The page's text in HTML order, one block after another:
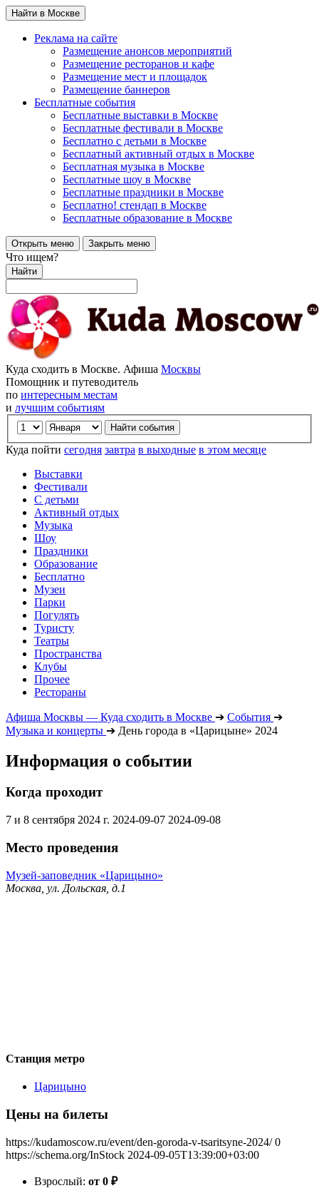
Найти в Москве
Реклама на сайте
Размещение анонсов мероприятий
Размещение ресторанов и кафе
Размещение мест и площадок
Размещение баннеров
Бесплатные события
Бесплатные выставки в Москве
Бесплатные фестивали в Москве
Бесплатно с детьми в Москве
Бесплатный активный отдых в Москве
Бесплатная музыка в Москве
Бесплатные шоу в Москве
Бесплатные праздники в Москве
Бесплатно! стендап в Москве
Бесплатные образование в Москве
Открыть меню Закрыть меню
Что ищем?
Найти
Куда сходить в Москве. Афиша Москвы
Помощник и путеводитель
по интересным местам
и лучшим событиям
Куда пойти сегодня завтра в выходные в этом месяце
Выставки
Фестивали
С детьми
Активный отдых
Музыка
Шоу
Праздники
Образование
Бесплатно
Музеи
Парки
Погулять
Туристу
Театры
Пространства
Клубы
Прочее
Рестораны
Афиша Москвы — Куда сходить в Москве ➔ События ➔
Музыка и концерты ➔ День города в «Царицыне» 2024
Информация о событии
Когда проходит
7 и 8 сентября 2024 г. 2024-09-07 2024-09-08
Место проведения
Музей-заповедник «Царицыно»
Москва, ул. Дольская, д.1
Станция метро
Царицыно
Цены на билеты
https://kudamoscow.ru/event/den-goroda-v-tsaritsyne-2024/ 0
https://schema.org/InStock 2024-09-05T13:39:00+03:00
Взрослый: от 0 ₽